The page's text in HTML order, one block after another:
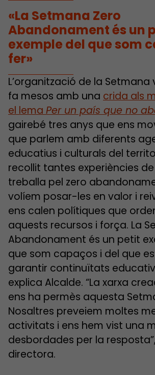
«La Setmana Zero
Abandonament és un
exemple del que som
fer»
L’organització de la
fa mesos amb una crida als
el lema Per un país que no
gairebé tres anys que ens
que parlem amb diferents
educatius i culturals del
recollit tantes experiències
treballa pel zero
volíem posar-les en valor i
ens calen polítiques que
aquests recursos i força. La
Abandonament és un petit
que som capaços i del que
garantir continuïtats
explica Alcalde. “La xarxa
ens ha permès aquesta
Nosaltres preveiem moltes
activitats i ens hem vist una
desbordades per la
directora.